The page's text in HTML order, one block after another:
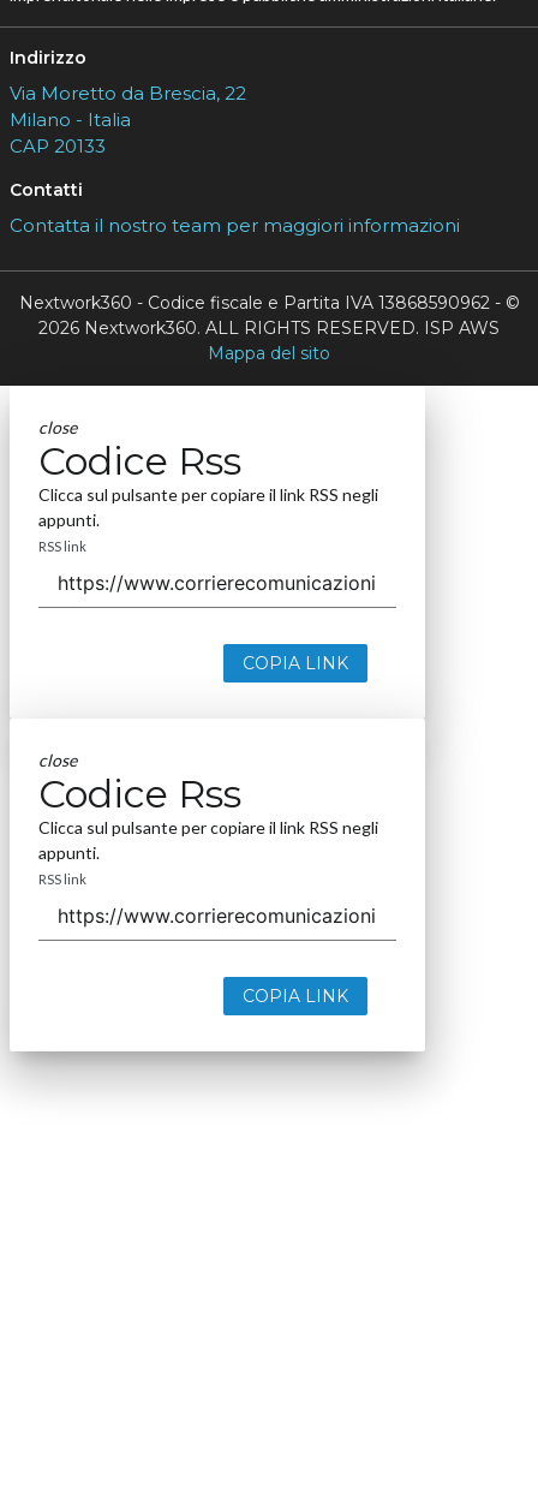
Indirizzo
Via Moretto da Brescia, 22
Milano - Italia
CAP 20133
Contatti
Contatta il nostro team per maggiori informazioni
Nextwork360 - Codice fiscale e Partita IVA 13868590962 - ©
2026 Nextwork360. ALL RIGHTS RESERVED. ISP AWS
Mappa del sito
close
Codice Rss
Clicca sul pulsante per copiare il link RSS negli
appunti.
RSS link
COPIA LINK
close
Codice Rss
Clicca sul pulsante per copiare il link RSS negli
appunti.
RSS link
COPIA LINK